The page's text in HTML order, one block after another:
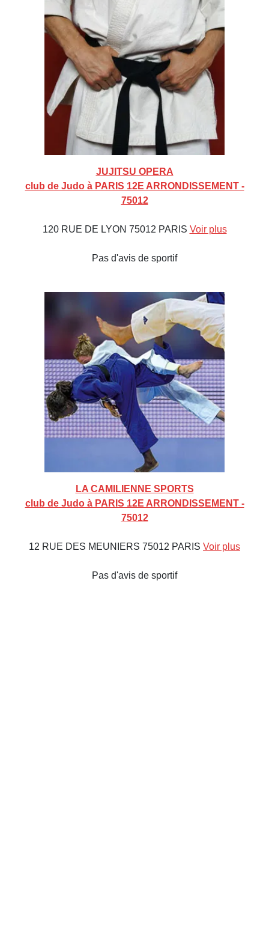
JUJITSU OPERA
club de Judo à PARIS 12E ARRONDISSEMENT -
75012
120 RUE DE LYON 75012 PARIS Voir plus
Pas d'avis de sportif
LA CAMILIENNE SPORTS
club de Judo à PARIS 12E ARRONDISSEMENT -
75012
12 RUE DES MEUNIERS 75012 PARIS Voir plus
Pas d'avis de sportif